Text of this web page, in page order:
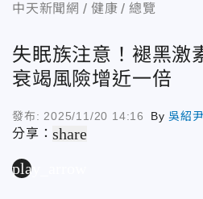
中天新聞網 健康 總覽
失眠族注意！褪黑
衰竭風險增近一倍
發布: 2025/11/20 14:16 By吳紹尹
分享：share
play_arrow